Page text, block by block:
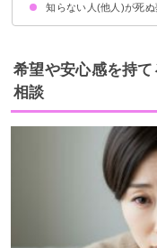
亡くなった知らない人
知らない人が突然死ぬ
知らない人がたくさん
知らない人が血を流し
知らない人が刺されて
亡くなった知らない
知らない人(他人)が死
失敗や後悔から学んだ
新しいことに積極的に
希望や安心感を持
相談